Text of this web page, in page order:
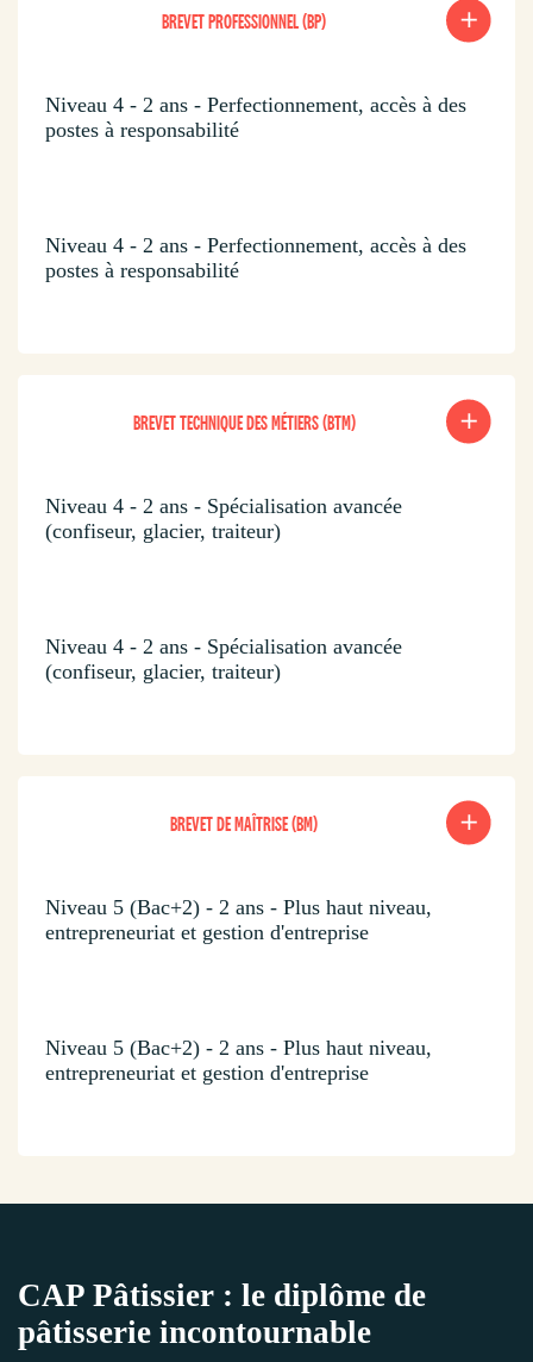
BREVET PROFESSIONNEL (BP)
Niveau 4 - 2 ans - Perfectionnement, accès à des
postes à responsabilité
Niveau 4 - 2 ans - Perfectionnement, accès à des
postes à responsabilité
BREVET TECHNIQUE DES MÉTIERS (BTM)
Niveau 4 - 2 ans - Spécialisation avancée
(confiseur, glacier, traiteur)
Niveau 4 - 2 ans - Spécialisation avancée
(confiseur, glacier, traiteur)
BREVET DE MAÎTRISE (BM)
Niveau 5 (Bac+2) - 2 ans - Plus haut niveau,
entrepreneuriat et gestion d'entreprise
Niveau 5 (Bac+2) - 2 ans - Plus haut niveau,
entrepreneuriat et gestion d'entreprise
CAP Pâtissier : le diplôme de
pâtisserie incontournable